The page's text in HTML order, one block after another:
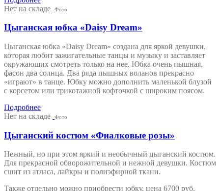
Нет на складе
Фото
Цыганская юбка «Daisy Dream»
Цыганская юбка «Daisy Dream» создана для яркой девушки,
которая любит зажигательные танцы и музыку и заставляет
окружающих смотреть только на нее. Юбка очень пышная,
фасон два солнца. Два ряда пышных воланов прекрасно
«играют» в танце. Юбку можно дополнить маленькой блузой
с корсетом или трикотажной кофточкой с широким поясом.
Подробнее
Нет на складе
Фото
Цыганский костюм «Фиалковые розы»
Нежный, но при этом яркий и необычный цыганский костюм.
Для прекрасной обворожительной и нежной девушки. Костюм
сшит из атласа, лайкры и полиэфирной ткани.
Также отдельно можно приобрести юбку, цена 6700 руб.